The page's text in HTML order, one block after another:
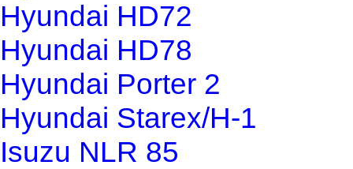
Hyundai HD72
Hyundai HD78
Hyundai Porter 2
Hyundai Starex/H-1
Isuzu NLR 85